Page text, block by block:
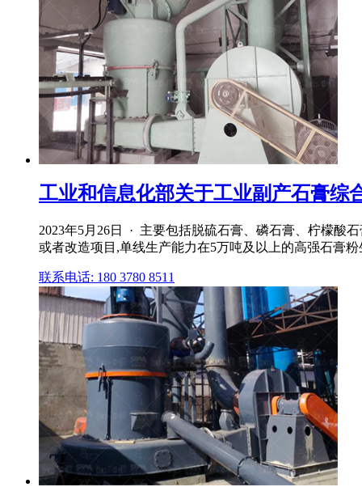
工业和信息化部关于工业副产石膏综
2023年5月26日 · 主要包括脱硫石膏、磷石膏、柠檬酸
或者改造项目,单线生产能力在5万吨及以上的高强石膏
联系电话: 180 3780 8511